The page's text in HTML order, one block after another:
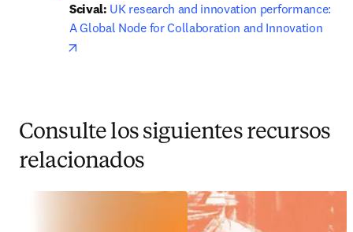
Scival: UK research and innovation performance:
A Global Node for Collaboration and Innovation
Consulte los siguientes recursos
relacionados